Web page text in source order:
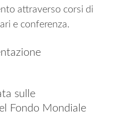
attraverso corsi di
e conferenza.
sulle
Fondo Mondiale